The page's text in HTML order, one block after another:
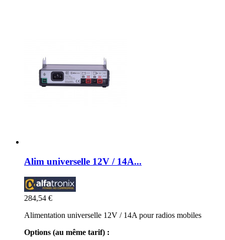
Alim universelle 12V / 14A...
284,54 €
Alimentation universelle 12V / 14A pour radios mobiles
Options (au même tarif) :